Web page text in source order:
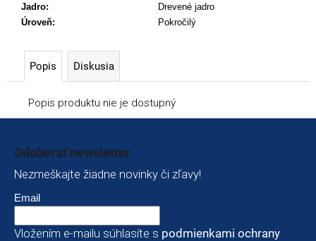
Jadro:
Drevené jadro
Úroveň: Pokročilý
Popis Diskusia
Popis produktu nie je dostupný
Odoberať newsletter
Nezmeškajte žiadne novinky či zľavy!
Email
Vložením e-mailu súhlasíte s podmienkami ochrany